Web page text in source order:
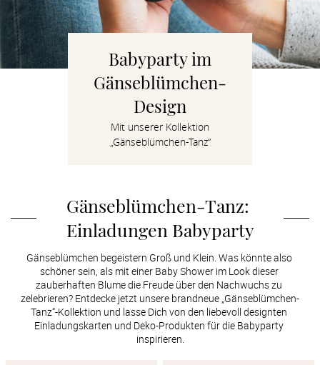
Babyparty im
Gänseblümchen-
Design
Mit unserer Kollektion
„Gänseblümchen-Tanz“
Gänseblümchen-Tanz:
Einladungen Babyparty
Gänseblümchen begeistern Groß und Klein. Was könnte also
schöner sein, als mit einer Baby Shower im Look dieser
zauberhaften Blume die Freude über den Nachwuchs zu
zelebrieren? Entdecke jetzt unsere brandneue „Gänseblümchen-
Tanz“-Kollektion und lasse Dich von den liebevoll designten
Einladungskarten und Deko-Produkten für die Babyparty
inspirieren.